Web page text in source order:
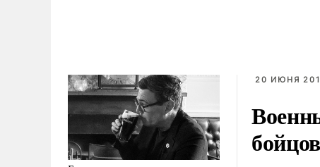
20 ИЮНЯ